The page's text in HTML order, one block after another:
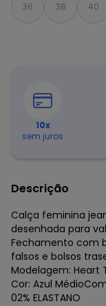
36 38 40
10x
sem juros
Descrição
Calça feminina
desenhada para
Fechamento com
falsos e bolsos
Modelagem: Heart
Cor: Azul
02% ELASTANO